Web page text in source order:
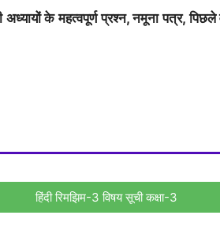
के महत्वपूर्ण प्रश्न, नमूना पत्र,
हिंदी रिमझिम-3 विषय सूची कक्षा-3